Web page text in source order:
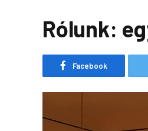
Rólunk:
Facebook